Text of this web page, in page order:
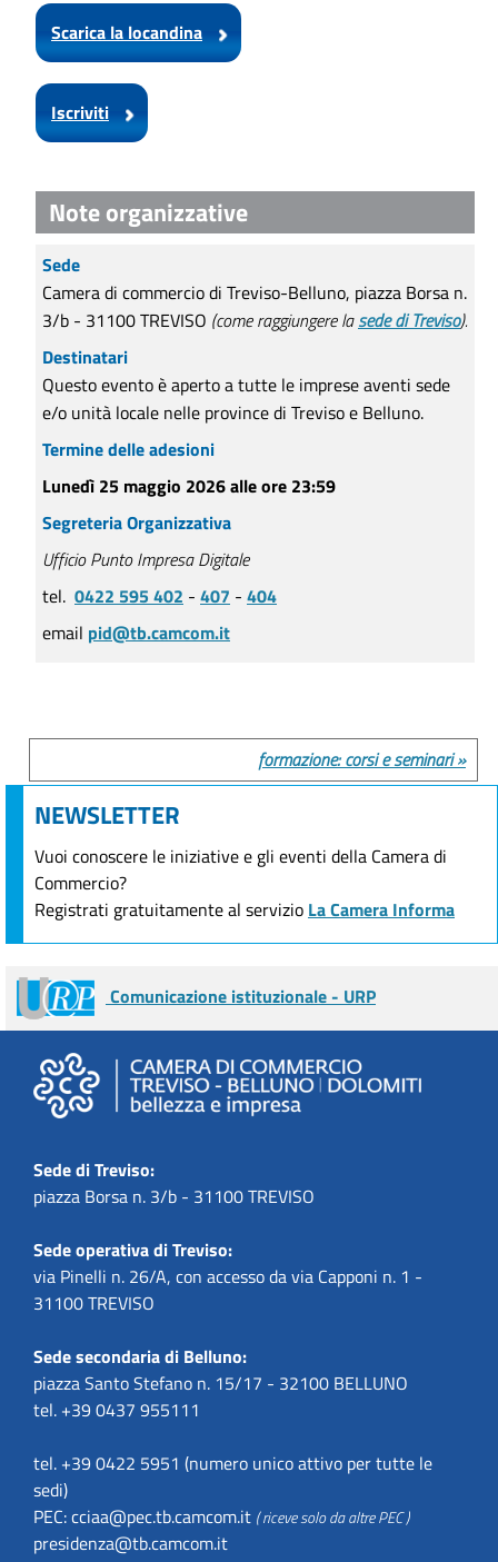
Scarica la locandina
Iscriviti
Note organizzative
Sede
Camera di commercio di Treviso-Belluno, piazza Borsa n.
3/b - 31100 TREVISO (come raggiungere lasede di Treviso).
Destinatari
Questo evento èaperto a tutte le imprese aventi sede
e/o unità locale nelle province di Treviso e Belluno.
Termine delle adesioni
Lunedì 25 maggio 2026 alle ore 23:59
Segreteria Organizzativa
Ufficio Punto Impresa Digitale
tel. 0422 595 402 - 407 - 404
email pid@tb.camcom.it
formazione: corsi e seminari »
NEWSLETTER
Vuoi conoscere le iniziative e gli eventi della Camera di
Commercio?
Registrati gratuitamente al servizio La Camera Informa
Comunicazione istituzionale - URP
Sede di Treviso:
piazza Borsa n. 3/b - 31100 TREVISO
Sede operativa di Treviso:
via Pinelli n. 26/A, con accesso da via Capponi n. 1 -
31100 TREVISO
Sede secondaria di Belluno:
piazza Santo Stefano n. 15/17 - 32100 BELLUNO
tel. +39 0437 955111
tel. +39 0422 5951 (numero unico attivo per tutte le
sedi)
PEC:cciaa@pec.tb.camcom.it ( riceve solo da altre PEC )
presidenza@tb.camcom.it